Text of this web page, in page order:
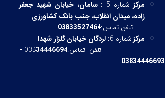
مرکز شماره 5 : سامان، خیابان شهید جعفر
زاده، میدان انقلاب، جنب بانک کشاورزی
تلفن تماس:03833527464
مرکز شماره 6 : لردگان خیابان گلزار شهدا
تلفن تماس:038
34446694 -
03834446693